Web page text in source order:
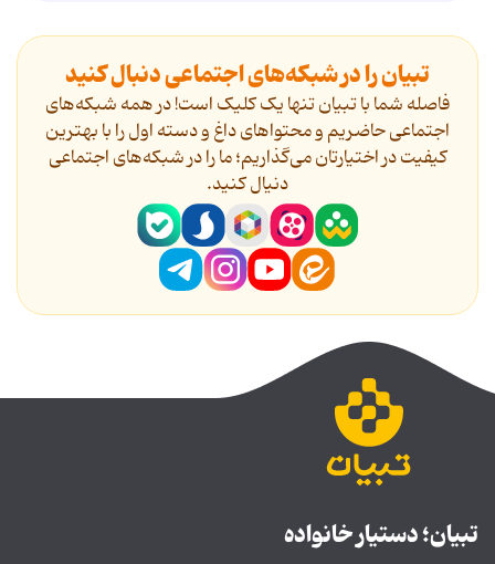
تبیان را در شبکه‌های اجتماعی دنبال کنید
فاصله شما با تبیان تنها یک کلیک است! در همه شبکه‌های
اجتماعی حاضریم و محتواهای داغ و دسته اول را با بهترین
کیفیت در اختیارتان می‌گذاریم؛ ما را در شبکه‌های اجتماعی
دنیال کنید.
تبیان؛ دستیار خانواده